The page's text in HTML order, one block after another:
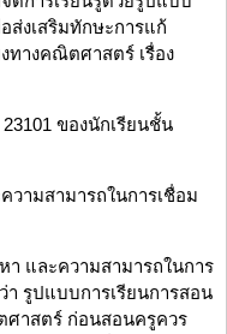
ส่งเสริมทักษะการแก้
ทางคณิตศาสตร์ เรื่อง
ของนักเรียนชั้น
ามสามารถในการเชื่อม
และความสามารถในการ
รูปแบบการเรียนการสอน
ศาสตร์ ก่อนสอนครูควร